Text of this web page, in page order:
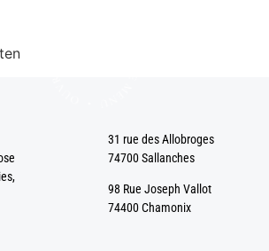
31 rue des Allobroges
74700 Sallanches
98 Rue Joseph Vallot
74400 Chamonix